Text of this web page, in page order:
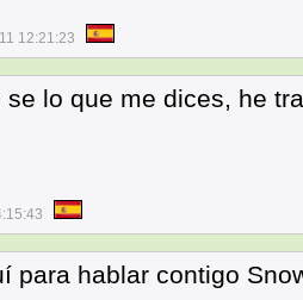
12:21:23
se lo que me dices, he
para hablar contigo